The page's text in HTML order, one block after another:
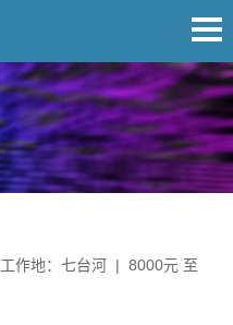
作地：七台河 | 8000元 至